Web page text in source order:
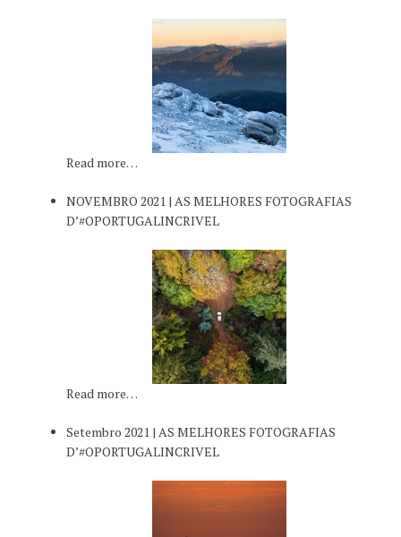
Read more…
NOVEMBRO 2021 | AS MELHORES FOTOGRAFIAS
D’#OPORTUGALINCRIVEL
Read more…
Setembro 2021 | AS MELHORES FOTOGRAFIAS
D’#OPORTUGALINCRIVEL